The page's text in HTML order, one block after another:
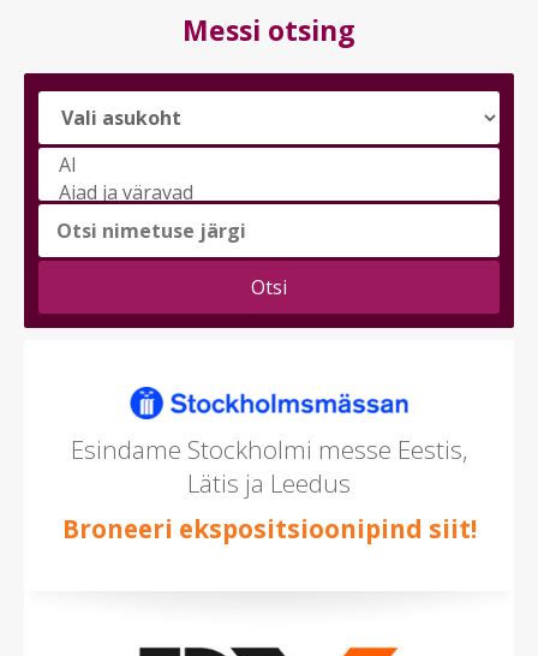
Messi otsing
Vali
messi
teema
valida
Esindame Stockholmi messe Eestis,
Lätis ja Leedus
Broneeri ekspositsioonipind siit!